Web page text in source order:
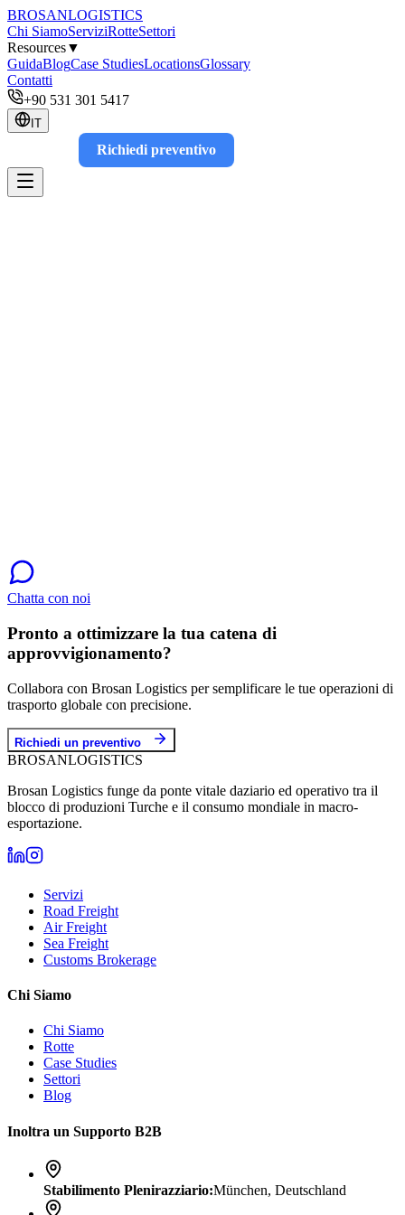
BROSANLOGISTICS
Chi SiamoServiziRotteSettori
Resources▼
GuidaBlogCase StudiesLocationsGlossary
Contatti
+90 531 301 5417
IT
Richiedi preventivo
Chatta con noi
Pronto a ottimizzare la tua catena di
approvvigionamento?
Collabora con Brosan Logistics per semplificare le tue operazioni di
trasporto globale con precisione.
Richiedi un preventivo
BROSANLOGISTICS
Brosan Logistics funge da ponte vitale daziario ed operativo tra il
blocco di produzioni Turche e il consumo mondiale in macro-
esportazione.
Servizi
Road Freight
Air Freight
Sea Freight
Customs Brokerage
Chi Siamo
Chi Siamo
Rotte
Case Studies
Settori
Blog
Inoltra un Supporto B2B
Stabilimento Plenirazziario:München, Deutschland